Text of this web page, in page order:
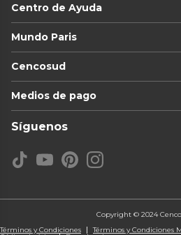
Centro de Ayuda
Mundo Paris
Cencosud
Medios de pago
Síguenos
Copyright © 2024
Términos y Condiciones
Términos y Condiciones